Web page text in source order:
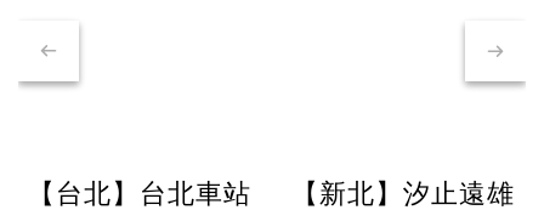
【台北】台北車站
【新北】汐止遠雄